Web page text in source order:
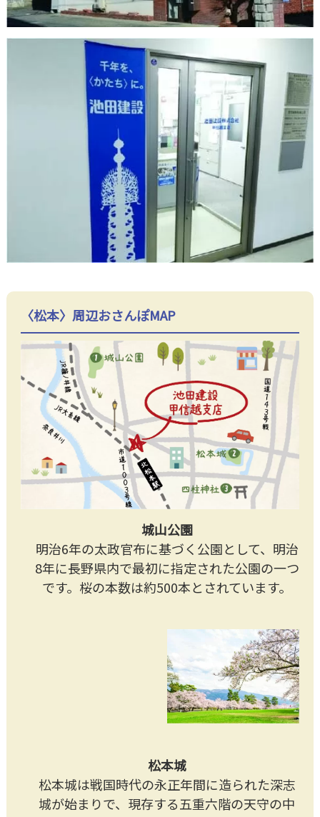
〈松本〉周辺おさんぽMAP
城山公園
明治6年の太政官布に基づく公園として、明治
8年に長野県内で最初に指定された公園の一つ
です。桜の本数は約500本とされています。
松本城
松本城は戦国時代の永正年間に造られた深志
城が始まりで、現存する五重六階の天守の中